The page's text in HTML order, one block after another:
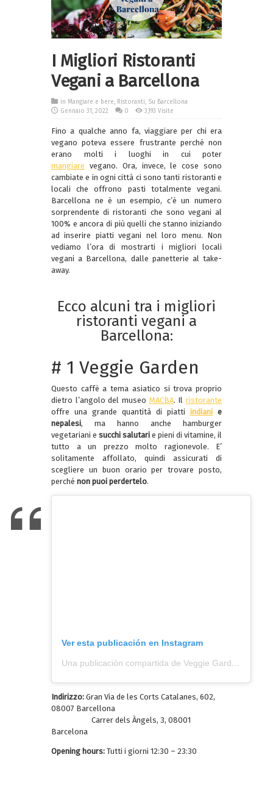
I Migliori Ristoranti
Vegani a Barcellona
in Mangiare e bere, Ristoranti, Su Barcellona
Gennaio 31, 2022
0 3,193 Visite
Fino a qualche anno fa, viaggiare per chi era
vegano poteva essere frustrante perché non
erano molti i luoghi in cui poter
mangiare vegano. Ora, invece, le cose sono
cambiate e in ogni città ci sono tanti ristoranti e
locali che offrono pasti totalmente vegani.
Barcellona ne è un esempio, c’è un numero
sorprendente di ristoranti che sono vegani al
100% e ancora di più quelli che stanno iniziando
ad inserire piatti vegani nel loro menu. Non
vediamo l’ora di mostrarti i migliori locali
vegani a Barcellona, dalle panetterie al take-
away.
Ecco alcuni tra i migliori
ristoranti vegani a
Barcellona:
# 1 Veggie Garden
Questo caffè a tema asiatico si trova proprio
dietro l’angolo del museo MACBA. Ilristorante
offre una grande quantità di piatti indiani e
nepalesi, ma hanno anche hamburger
vegetariani e succhi salutari e pieni di vitamine, il
tutto a un prezzo molto ragionevole. E’
solitamente affollato, quindi assicurati di
scegliere un buon orario per trovare posto,
perché non puoi perdertelo.
Ver esta publicación en Instagram
Una publicación compartida de Veggie Garden Restaurant (@veggiegardengroup)
Indirizzo: Gran Via de les Corts Catalanes, 602,
08007 Barcellona
Carrer dels Àngels, 3, 08001
Barcelona
Opening hours: Tutti i giorni 12:30 – 23:30